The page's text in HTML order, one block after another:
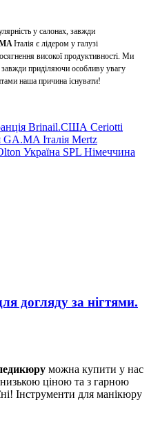
у салонах, завжди
Італія є лідером у галузі
високої продуктивності. Ми
приділяючи особливу увагу
наша причина існувати!
Brinail.США Ceriotti
GA.MA Італія Mertz
Україна SPL Німеччина
догляду за нігтями.
можна купити у нас
низькою ціною та з гарною
Інструменти для манікюру